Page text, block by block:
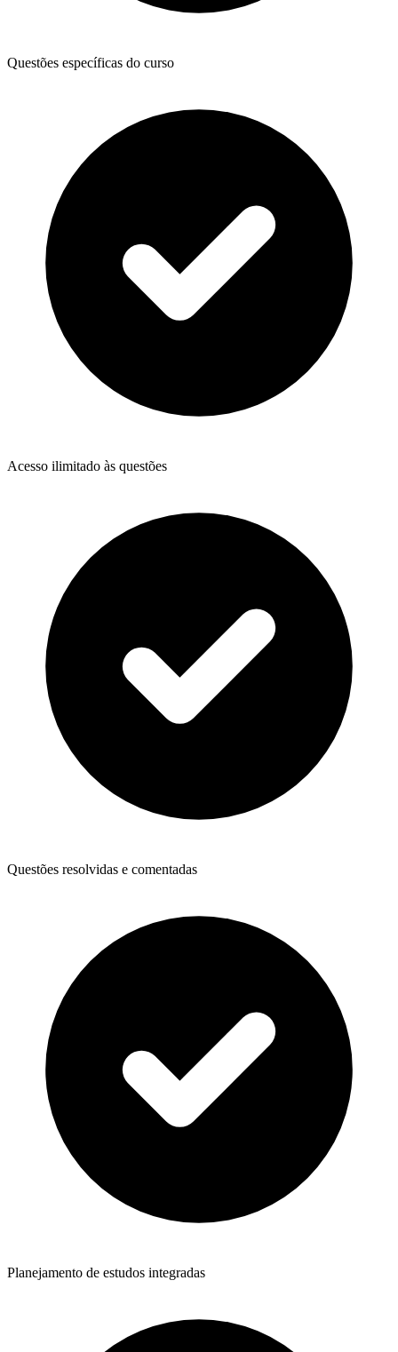
Questões específicas do curso
Acesso ilimitado às questões
Questões resolvidas e comentadas
Planejamento de estudos integradas